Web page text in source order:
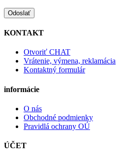
Odoslať
KONTAKT
Otvoriť CHAT
Vrátenie, výmena, reklamácia
Kontaktný formulár
informácie
O nás
Obchodné podmienky
Pravidlá ochrany OÚ
ÚČET